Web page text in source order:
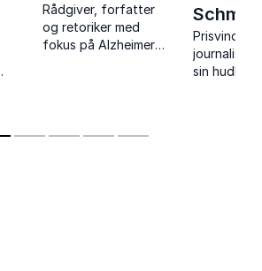
Rådgiver, forfatter
og retoriker med
fokus på Alzheimer
journalist
sin